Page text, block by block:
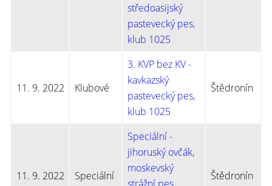
středoasijský
pastevecký pes,
klub 1025
11. 9. 2022 Klubové
3. KVP bez KV -
kavkazský
pastevecký pes,
klub 1025
Štědronín
11. 9. 2022 Speciální
Speciální -
jihoruský ovčák,
moskevský
Štědronín